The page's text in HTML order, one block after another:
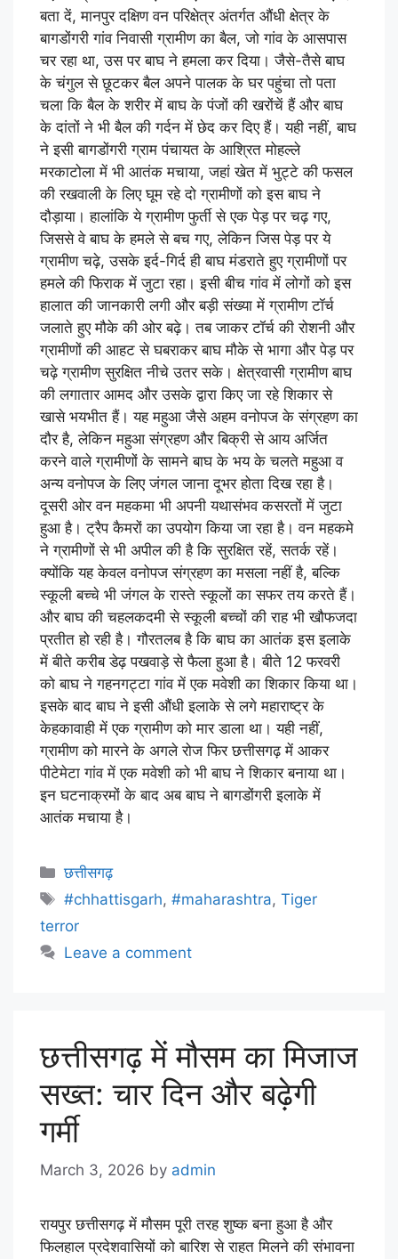
बता दें, मानपुर दक्षिण वन परिक्षेत्र अंतर्गत औंधी क्षेत्र के
बागडोंगरी गांव निवासी ग्रामीण का बैल, जो गांव के आसपास
चर रहा था, उस पर बाघ ने हमला कर दिया। जैसे-तैसे बाघ
के चंगुल से छूटकर बैल अपने पालक के घर पहुंचा तो पता
चला कि बैल के शरीर में बाघ के पंजों की खरोंचें हैं और बाघ
के दांतों ने भी बैल की गर्दन में छेद कर दिए हैं। यही नहीं, बाघ
ने इसी बागडोंगरी ग्राम पंचायत के आश्रित मोहल्ले
मरकाटोला में भी आतंक मचाया, जहां खेत में भुट्टे की फसल
की रखवाली के लिए घूम रहे दो ग्रामीणों को इस बाघ ने
दौड़ाया। हालांकि ये ग्रामीण फुर्ती से एक पेड़ पर चढ़ गए,
जिससे वे बाघ के हमले से बच गए, लेकिन जिस पेड़ पर ये
ग्रामीण चढ़े, उसके इर्द-गिर्द ही बाघ मंडराते हुए ग्रामीणों पर
हमले की फिराक में जुटा रहा। इसी बीच गांव में लोगों को इस
हालात की जानकारी लगी और बड़ी संख्या में ग्रामीण टॉर्च
जलाते हुए मौके की ओर बढ़े। तब जाकर टॉर्च की रोशनी और
ग्रामीणों की आहट से घबराकर बाघ मौके से भागा और पेड़ पर
चढ़े ग्रामीण सुरक्षित नीचे उतर सके। क्षेत्रवासी ग्रामीण बाघ
की लगातार आमद और उसके द्वारा किए जा रहे शिकार से
खासे भयभीत हैं। यह महुआ जैसे अहम वनोपज के संग्रहण का
दौर है, लेकिन महुआ संग्रहण और बिक्री से आय अर्जित
करने वाले ग्रामीणों के सामने बाघ के भय के चलते महुआ व
अन्य वनोपज के लिए जंगल जाना दूभर होता दिख रहा है।
दूसरी ओर वन महकमा भी अपनी यथासंभव कसरतों में जुटा
हुआ है। ट्रैप कैमरों का उपयोग किया जा रहा है। वन महकमे
ने ग्रामीणों से भी अपील की है कि सुरक्षित रहें, सतर्क रहें।
क्योंकि यह केवल वनोपज संग्रहण का मसला नहीं है, बल्कि
स्कूली बच्चे भी जंगल के रास्ते स्कूलों का सफर तय करते हैं।
और बाघ की चहलकदमी से स्कूली बच्चों की राह भी खौफजदा
प्रतीत हो रही है। गौरतलब है कि बाघ का आतंक इस इलाके
में बीते करीब डेढ़ पखवाड़े से फैला हुआ है। बीते 12 फरवरी
को बाघ ने गहनगट्टा गांव में एक मवेशी का शिकार किया था।
इसके बाद बाघ ने इसी औंधी इलाके से लगे महाराष्ट्र के
केहकावाही में एक ग्रामीण को मार डाला था। यही नहीं,
ग्रामीण को मारने के अगले रोज फिर छत्तीसगढ़ में आकर
पीटेमेटा गांव में एक मवेशी को भी बाघ ने शिकार बनाया था।
इन घटनाक्रमों के बाद अब बाघ ने बागडोंगरी इलाके में
आतंक मचाया है।
छत्तीसगढ़
#chhattisgarh,#maharashtra,Tiger
terror
Leave a comment
छत्तीसगढ़ में मौसम का मिजाज
सख्त: चार दिन और बढ़ेगी
गर्मी
March 3, 2026 by admin
रायपुर छत्तीसगढ़ में मौसम पूरी तरह शुष्क बना हुआ है और
फिलहाल प्रदेशवासियों को बारिश से राहत मिलने की संभावना